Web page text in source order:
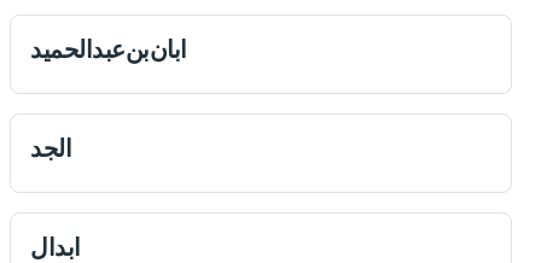
ابان‌بن‌عبدالحمید
الجد
ابدال